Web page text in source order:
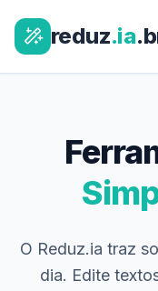
reduz.ia
O Reduz.ia traz
dia. Edite